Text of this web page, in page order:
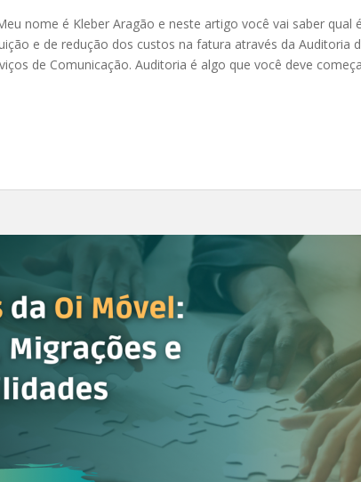
nome é Kleber Aragão e neste artigo você vai saber qual
e de redução dos custos na fatura através da Auditoria
de Comunicação. Auditoria é algo que você deve